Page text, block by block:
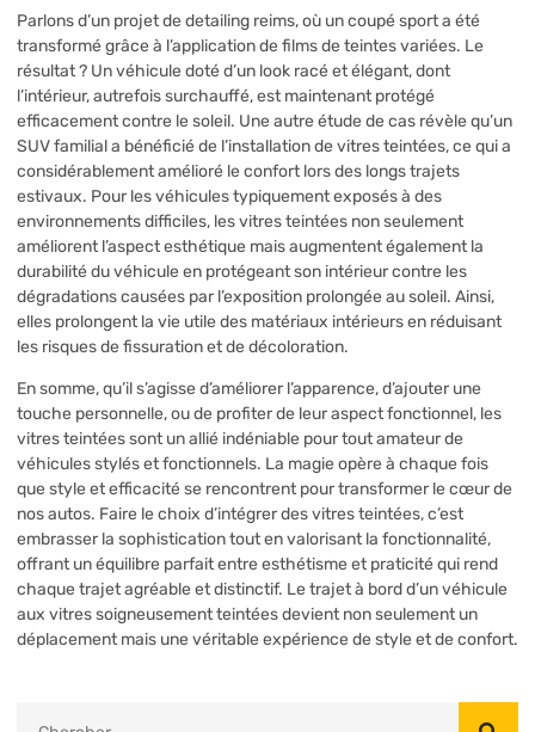
Parlons d’un projet de detailing reims, où un coupé sport a été
transformé grâce à l’application de films de teintes variées. Le
résultat ? Un véhicule doté d’un look racé et élégant, dont
l’intérieur, autrefois surchauffé, est maintenant protégé
efficacement contre le soleil. Une autre étude de cas révèle qu’un
SUV familial a bénéficié de l’installation de vitres teintées, ce qui a
considérablement amélioré le confort lors des longs trajets
estivaux. Pour les véhicules typiquement exposés à des
environnements difficiles, les vitres teintées non seulement
améliorent l’aspect esthétique mais augmentent également la
durabilité du véhicule en protégeant son intérieur contre les
dégradations causées par l’exposition prolongée au soleil. Ainsi,
elles prolongent la vie utile des matériaux intérieurs en réduisant
les risques de fissuration et de décoloration.
En somme, qu’il s’agisse d’améliorer l’apparence, d’ajouter une
touche personnelle, ou de profiter de leur aspect fonctionnel, les
vitres teintées sont un allié indéniable pour tout amateur de
véhicules stylés et fonctionnels. La magie opère à chaque fois
que style et efficacité se rencontrent pour transformer le cœur de
nos autos. Faire le choix d’intégrer des vitres teintées, c’est
embrasser la sophistication tout en valorisant la fonctionnalité,
offrant un équilibre parfait entre esthétisme et praticité qui rend
chaque trajet agréable et distinctif. Le trajet à bord d’un véhicule
aux vitres soigneusement teintées devient non seulement un
déplacement mais une véritable expérience de style et de confort.